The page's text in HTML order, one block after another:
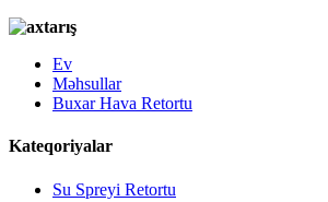
Ev
Məhsullar
Buxar Hava Retortu
Kateqoriyalar
Su Spreyi Retortu